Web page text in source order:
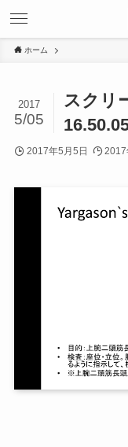
ホーム
スクリ
2017
5/05
2017年5月5日 2017